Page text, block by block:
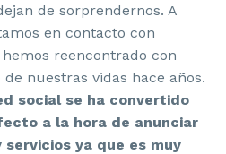
de sorprendernos. A
en contacto con
reencontrado con
nuestras vidas hace años.
social se ha convertido
a la hora de anunciar
ya que es muy